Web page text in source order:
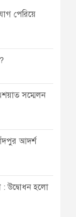
পেরিয়ে
সম্মেলন
আদর্শ
: উদ্বোধন হলো